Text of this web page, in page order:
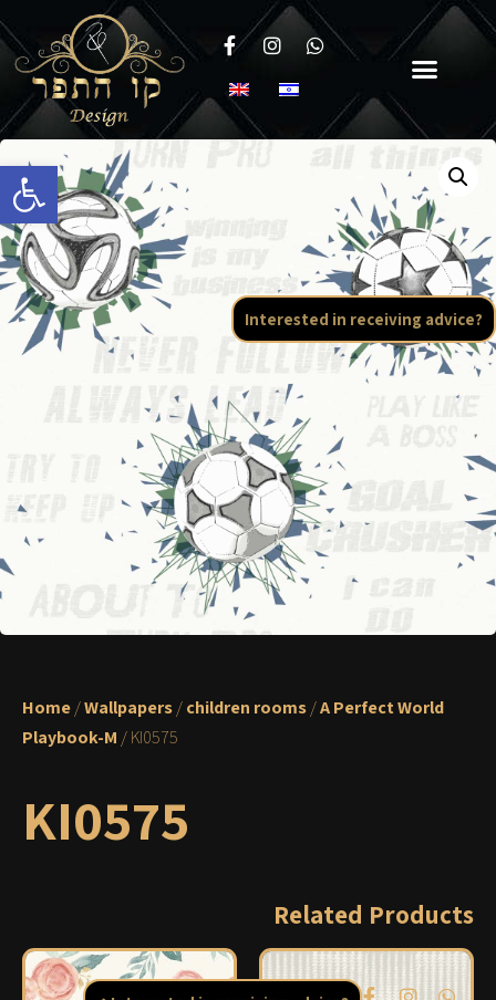
Open toolbar
Home/Wallpapers/children rooms/A Perfect World
Playbook-M / KI0575
KI0575
Related Products
Interested in receiving advice?